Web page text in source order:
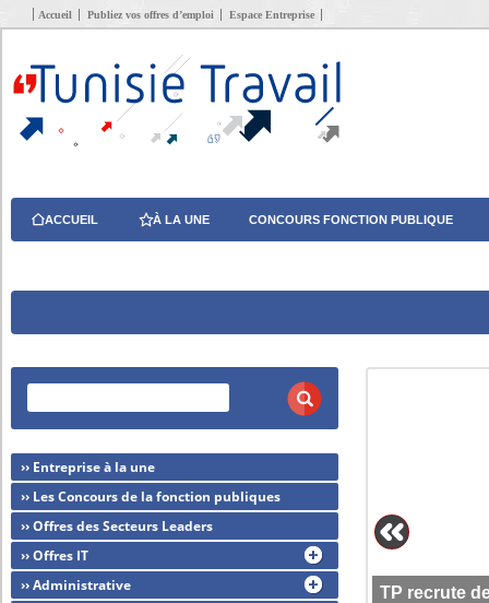
Accueil Publiez vos offres d’emploi Espace Entreprise
ACCUEIL À LA UNE CONCOURS FONCTION PUBLIQUE
TP recrute
›› Entreprise à la une
›› Les Concours de la fonction publiques
›› Offres des Secteurs Leaders
›› Offres IT
›› Administrative